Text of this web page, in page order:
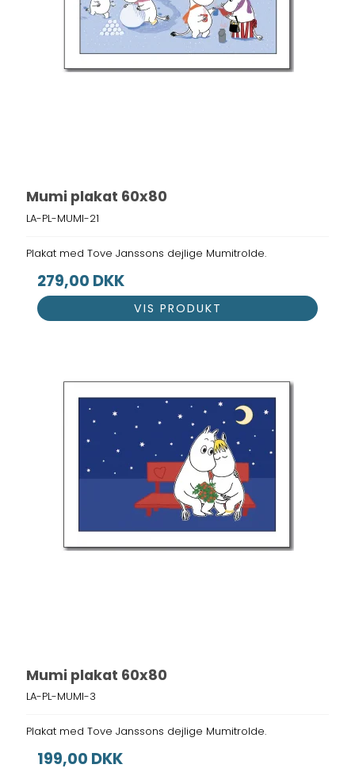
Mumi plakat 60x80
LA-PL-MUMI-21
Plakat med Tove Janssons dejlige Mumitrolde.
279,00 DKK
VIS PRODUKT
Mumi plakat 60x80
LA-PL-MUMI-3
Plakat med Tove Janssons dejlige Mumitrolde.
199,00 DKK